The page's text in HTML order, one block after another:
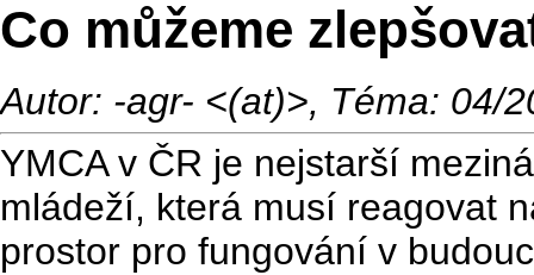
Co můžeme
Autor: -agr- <(at)>, Téma: 04/
YMCA v ČR je nejstarší
mládeží, která musí reagovat
prostor pro fungování v